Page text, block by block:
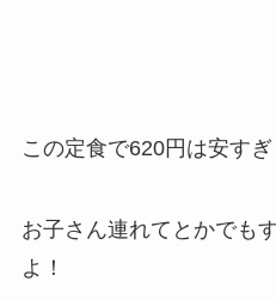
この定食で620円は安すぎ
お子さん連れてとかでも
よ！